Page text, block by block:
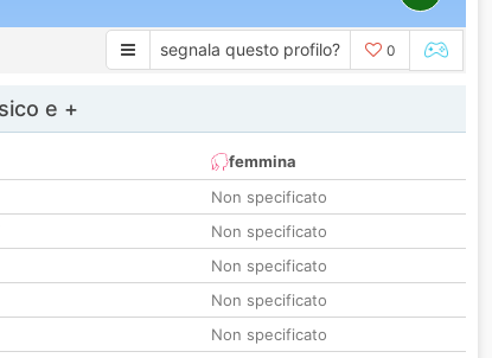
segnala questo profilo? 0
e +
femmina
Non specificato
Non specificato
Non specificato
Non specificato
Non specificato